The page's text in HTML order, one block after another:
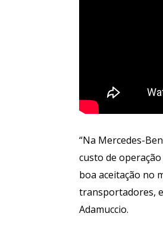
“Na Mercedes-
custo de
boa aceitação no
transportadores,
Adamuccio.